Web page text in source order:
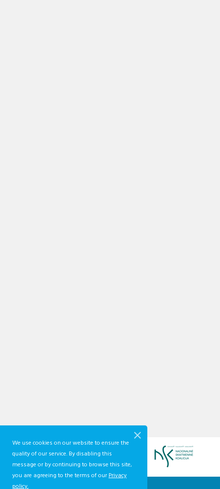
We use cookies on our website to ensure the
quality of our service. By disabling this
message or by continuing to browse this site,
you are agreeing to the terms of ourPrivacy
policy.